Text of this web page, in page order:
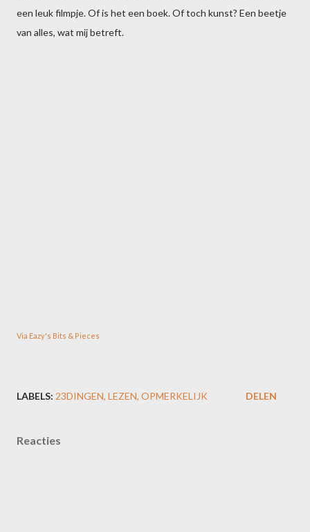
een leuk filmpje. Of is het een boek. Of toch kunst? Een beetje
van alles, wat mij betreft.
Via Eazy's Bits & Pieces
LABELS: 23DINGEN LEZEN OPMERKELIJK DELEN
Reacties